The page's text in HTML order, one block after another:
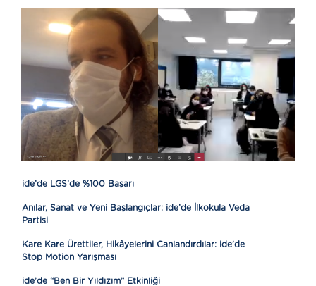
ide’de LGS’de %100 Başarı
Anılar, Sanat ve Yeni Başlangıçlar: ide’de İlkokula Veda
Partisi
Kare Kare Ürettiler, Hikâyelerini Canlandırdılar: ide’de
Stop Motion Yarışması
ide’de “Ben Bir Yıldızım” Etkinliği